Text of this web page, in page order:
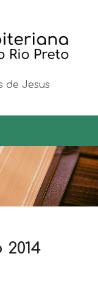
de Jesus